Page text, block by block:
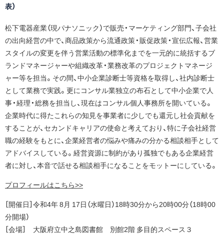
表）
松下電器産業（現パナソニック）で販売・マーケティング部門、子会社
の出向経営の中で、商品政策から流通政策・販促政策・宣伝広報、営業
スタイルの変更を伴う営業活動の標準化までを一元的に統括するブ
ランドマネージャーや組織改革・業務改革のプロジェクトマネージ
ャー等を担当。その間、中小企業診断士等資格を取得し、社内診断士
として業務で実践。更にコンサル業独立の布石として中小企業で人
事・経理・総務を担当し、現在はコンサル個人事務所を開いている。
企業時代に得たこれらの知見を事業者に少しでも還元し社会貢献を
することが、セカンドキャリアの使命と考えており、特に子会社経営
職の経験をもとに、企業経営者の悩みや痛みの分かる相談相手として
アドバイスしている。経営資源に制約があり孤独でもある企業経営
者に対し、本音で話せる相談相手になることをモットーにしている。
プロフィールはこちら>>
［開催日］令和4年 8月 17日（水曜日）18時30分から20時00分（18時00
分開場）
［会場］ 大阪府立中之島図書館 別館2階 多目的スペース３